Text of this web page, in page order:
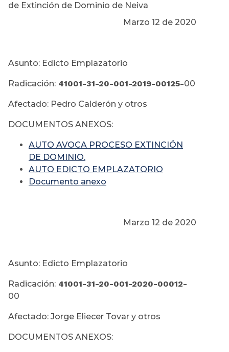
de Extinción de Dominio de Neiva
Marzo 12 de 2020
Asunto: Edicto Emplazatorio
Radicación: 41001-31-20-001-2019-00125-00
Afectado: Pedro Calderón y otros
DOCUMENTOS ANEXOS:
AUTO AVOCA PROCESO EXTINCIÓN
DE DOMINIO.
AUTO EDICTO EMPLAZATORIO
Documento anexo
Marzo 12 de 2020
Asunto: Edicto Emplazatorio
Radicación: 41001-31-20-001-2020-00012-
00
Afectado: Jorge Eliecer Tovar y otros
DOCUMENTOS ANEXOS: